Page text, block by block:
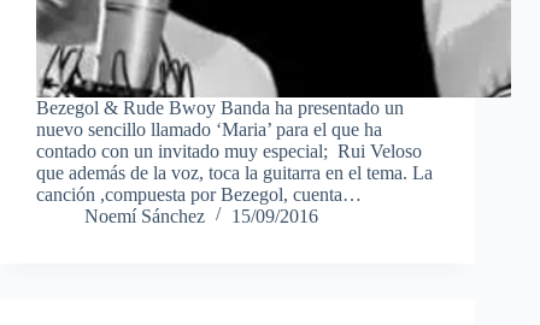
Bezegol & Rude Bwoy Banda ha presentado un
nuevo sencillo llamado ‘Maria’ para el que ha
contado con un invitado muy especial; Rui Veloso
que además de la voz, toca la guitarra en el tema. La
canción ,compuesta por Bezegol, cuenta…
Noemí Sánchez
15/09/2016